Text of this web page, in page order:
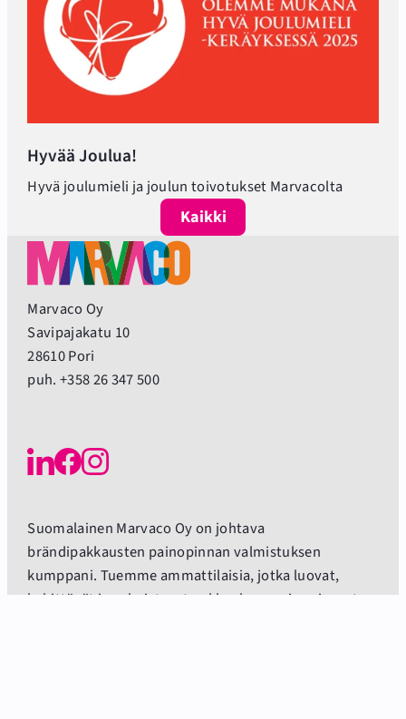
Hyvää Joulua!
Hyvä joulumieli ja joulun toivotukset Marvacolta
Kaikki
Marvaco Oy
Savipajakatu 10
28610 Pori
puh. +358 26 347 500
Suomalainen Marvaco Oy on johtava
brändipakkausten painopinnan valmistuksen
kumppani. Tuemme ammattilaisia, jotka luovat,
kehittävät ja valmistavat pakkauksen painopinnasta